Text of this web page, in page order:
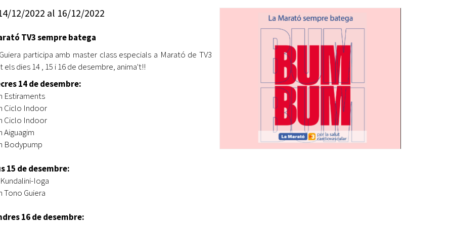
Ètica i Integritat
Retiment de Comptes
Accés a Informació Pública
Dades Obertes
Catàleg de Serveis i Tràmits
jove 2026
Cerdanyola opta a més de 5 milions d'euros del Pla de
l'entorn de l'avinguda Catalunya
El FIT presenta el cartell de la seva 16a edició i dona el
L’Ajuntament reparteix ulleres gratuïtes per veure
l'eclipsi solar
Entitats
Equipaments
Mercats Municipals
Webs Municipals
12/2022 al 16/12/2022
TV3 sempre batega
participa amb master class especials a Marató de TV3
els dies 14 , 15 i 16 de desembre, anima't!!
14 de desembre:
Estiraments
Ciclo Indoor
Ciclo Indoor
Aiguagim
Bodypump
15 de desembre:
Ioga
Tono Guiera
16 de desembre: